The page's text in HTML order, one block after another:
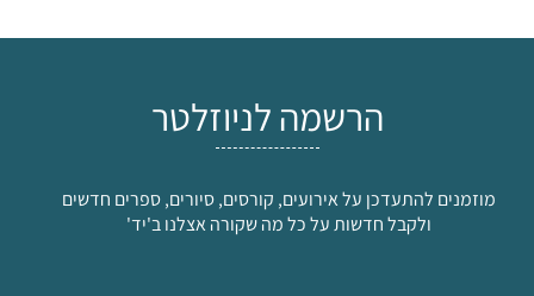
הרשמה לניוזלטר
מוזמנים להתעדכן על אירועים, קורסים, סיורים, ספרים חדשים
ולקבל חדשות על כל מה שקורה אצלנו ב'יד'